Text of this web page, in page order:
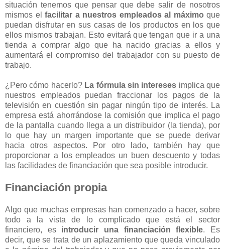
situación tenemos que pensar que debe salir de nosotros
mismos el facilitar a nuestros empleados al máximo que
puedan disfrutar en sus casas de los productos en los que
ellos mismos trabajan. Esto evitará que tengan que ir a una
tienda a comprar algo que ha nacido gracias a ellos y
aumentará el compromiso del trabajador con su puesto de
trabajo.
¿Pero cómo hacerlo? La fórmula sin intereses implica que
nuestros empleados puedan fraccionar los pagos de la
televisión en cuestión sin pagar ningún tipo de interés. La
empresa está ahorrándose la comisión que implica el pago
de la pantalla cuando llega a un distribuidor (la tienda), por
lo que hay un margen importante que se puede derivar
hacia otros aspectos. Por otro lado, también hay que
proporcionar a los empleados un buen descuento y todas
las facilidades de financiación que sea posible introducir.
Financiación propia
Algo que muchas empresas han comenzado a hacer, sobre
todo a la vista de lo complicado que está el sector
financiero, es introducir una financiación flexible. Es
decir, que se trata de un aplazamiento que queda vinculado